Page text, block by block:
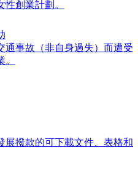
創業計劃。
通事故（非自身過失）而遭受
展撥款的可下載文件、表格和